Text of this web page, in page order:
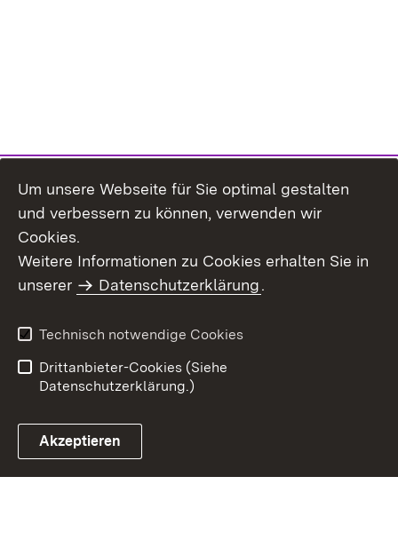
Benutzungshinweise
Erklärung zur
Um unsere Webseite für Sie optimal gestalten
und verbessern zu können, verwenden wir
Cookies.
Weitere Informationen zu Cookies erhalten Sie in
unserer
Datenschutzerklärung.
Technisch notwendige Cookies
Drittanbieter-Cookies (Siehe
Datenschutzerklärung.)
Akzeptieren